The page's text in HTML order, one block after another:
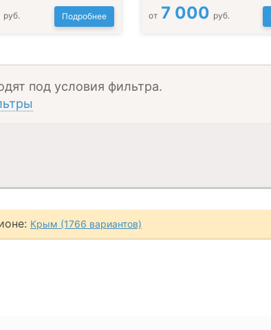
руб. Подробнее от 7 000 руб.
под условия фильтра.
Крым (1766 вариантов)